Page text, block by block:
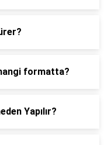
formatta?
Yapılır?